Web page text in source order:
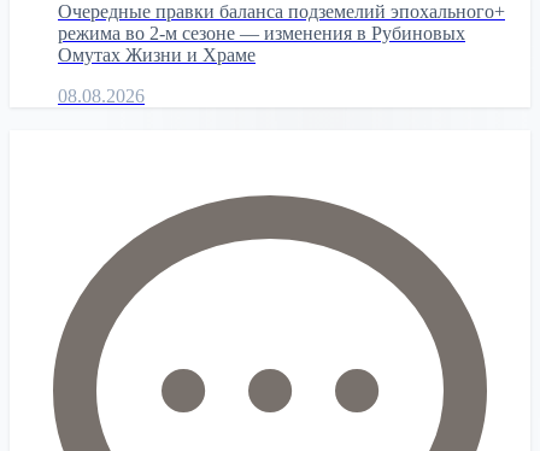
Очередные правки баланса подземелий эпохального+
режима во 2-м сезоне — изменения в Рубиновых
Омутах Жизни и Храме
08.08.2026